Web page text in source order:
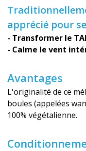
apprécié pour
- Transformer le
- Calme le vent
Avantages
L'originalité de ce
boules (appelées
100% végétalienne.